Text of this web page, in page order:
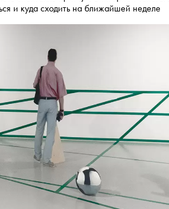
и куда сходить на ближайшей неделе